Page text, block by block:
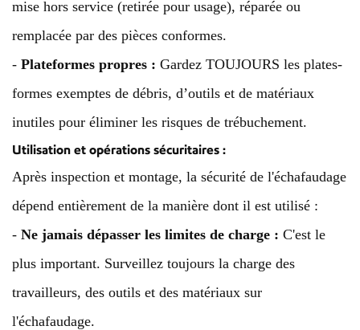
mise hors service (retirée pour usage), réparée ou
remplacée par des pièces conformes.
- Plateformes propres : Gardez TOUJOURS les plates-
formes exemptes de débris, d’outils et de matériaux
inutiles pour éliminer les risques de trébuchement.
Utilisation et opérations sécuritaires :
Après inspection et montage, la sécurité de l'échafaudage
dépend entièrement de la manière dont il est utilisé :
- Ne jamais dépasser les limites de charge : C'est le
plus important. Surveillez toujours la charge des
travailleurs, des outils et des matériaux sur
l'échafaudage.